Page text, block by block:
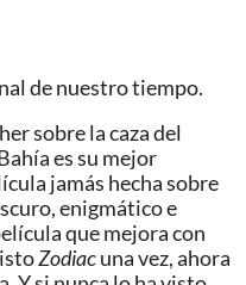
de nuestro tiempo.
sobre la caza del
es su mejor
jamás hecha sobre
enigmático e
que mejora con
Zodiacuna vez, ahora